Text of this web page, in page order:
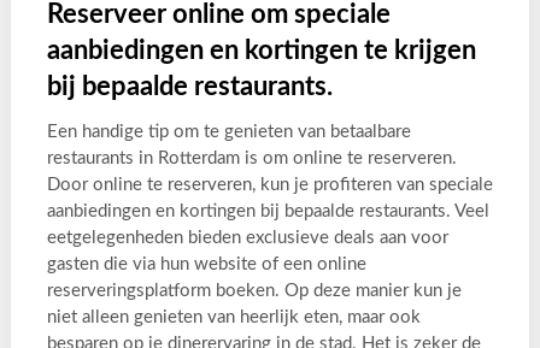
Reserveer online om speciale
aanbiedingen en kortingen te krijgen
bij bepaalde restaurants.
Een handige tip om te genieten van betaalbare
restaurants in Rotterdam is om online te reserveren.
Door online te reserveren, kun je profiteren van speciale
aanbiedingen en kortingen bij bepaalde restaurants. Veel
eetgelegenheden bieden exclusieve deals aan voor
gasten die via hun website of een online
reserveringsplatform boeken. Op deze manier kun je
niet alleen genieten van heerlijk eten, maar ook
besparen op je dinerervaring in de stad. Het is zeker de